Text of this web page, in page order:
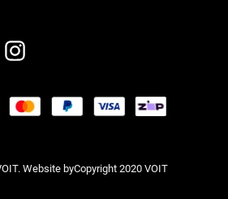
Website byCopyright 2020 VOIT